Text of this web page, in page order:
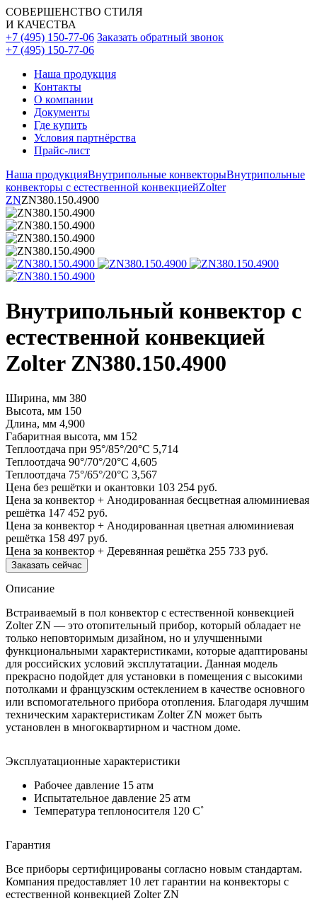
СОВЕРШЕНСТВО СТИЛЯ
И КАЧЕСТВА
+7 (495) 150-77-06 Заказать обратный звонок
+7 (495) 150-77-06
Наша продукция
Контакты
О компании
Документы
Где купить
Условия партнёрства
Прайс-лист
Наша продукцияВнутрипольные конвекторыВнутрипольные
конвекторы с естественной конвекциейZolter
ZNZN380.150.4900
Внутрипольный конвектор с
естественной конвекцией
Zolter ZN380.150.4900
Ширина, мм 380
Высота, мм 150
Длина, мм 4,900
Габаритная высота, мм 152
Теплоотдача при 95°/85°/20°С 5,714
Теплоотдача 90°/70°/20°С 4,605
Теплоотдача 75°/65°/20°С 3,567
Цена без решётки и окантовки 103 254 руб.
Цена за конвектор + Анодированная бесцветная алюминиевая
решётка 147 452 руб.
Цена за конвектор + Анодированная цветная алюминиевая
решётка 158 497 руб.
Цена за конвектор + Деревянная решётка 255 733 руб.
Заказать сейчас
Описание
Встраиваемый в пол конвектор с естественной конвекцией
Zolter ZN — это отопительный прибор, который обладает не
только неповторимым дизайном, но и улучшенными
функциональными характеристиками, которые адаптированы
для российских условий эксплутатации. Данная модель
прекрасно подойдет для установки в помещения с высокими
потолками и французским остеклением в качестве основного
или вспомогательного прибора отопления. Благодаря лучшим
техническим характеристикам Zolter ZN может быть
установлен в многоквартирном и частном доме.
Эксплуатационные характеристики
Рабочее давление 15 атм
Испытательное давление 25 атм
Температура теплоносителя 120 C˚
Гарантия
Все приборы сертифицированы согласно новым стандартам.
Компания предоставляет 10 лет гарантии на конвекторы с
естественной конвекцией Zolter ZN